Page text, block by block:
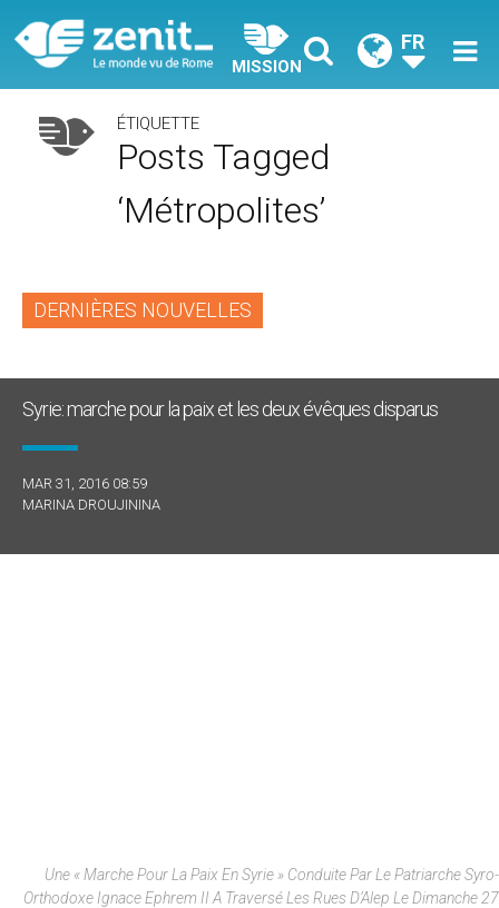
MISSION
FR
ÉTIQUETTE
Posts Tagged
‘métropolites’
DERNIÈRES NOUVELLES
Syrie: marche pour la paix et les deux évêques disparus
MAR 31, 2016 08:59
MARINA DROUJININA
Une « Marche Pour La Paix En Syrie » Conduite Par Le Patriarche Syro-
Orthodoxe Ignace Ephrem II A Traversé Les Rues D’Alep Le Dimanche 27